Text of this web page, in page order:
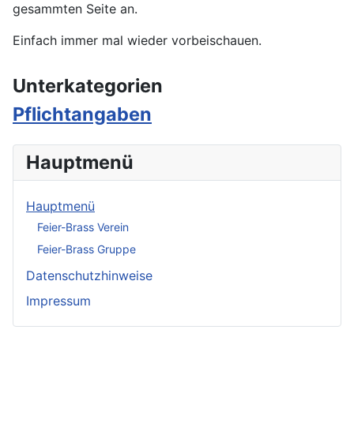
gesammten Seite an.
Einfach immer mal wieder vorbeischauen.
Unterkategorien
Pflichtangaben
Hauptmenü
Hauptmenü
Feier-Brass Verein
Feier-Brass Gruppe
Datenschutzhinweise
Impressum